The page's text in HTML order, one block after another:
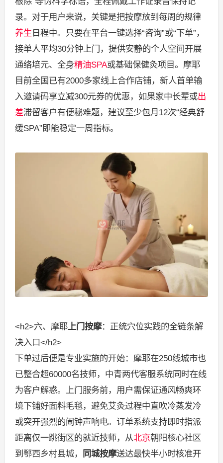
录。对于用户来说，关键是把按摩放到每周的规律
养生 日程中。只要在平台一键选择“咨询”或“下单”，
接单人平均30分钟上门，提供安静的个人空间开展
通络培元、全身精油SPA或基础保健灸项目。摩耶
目前全国已有2000多家线上合作店铺，新人首单输
入邀请码享立减300元券的优惠，如果家中长辈或出
差滞留客户有便秘难题，建议至少包月12次“经典舒
缓SPA”即能稳定一周指标。
<h2>六、摩耶上门按摩：正统穴位实践的全链条解
决入口</h2>
下单过后便是专业实施的开始：摩耶在250线城市也
已整合超60000名技师，中青两代客服系统同时在线
为客户解惑。上门服务前，用户需保证通风畅爽环
境下铺好面料毛毯，避免艾灸过程中直吹冷蒸发冷
或突开强烈的闹钟声响电。订单系统支持即时指派
距离仅一跳街区的就近技师，从北京朝阳核心社区
到鄂西乡村县城，
同城按摩送达最快半小时核准开